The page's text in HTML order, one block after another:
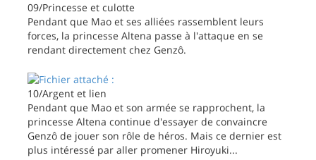
09/Princesse et culotte
Pendant que Mao et ses alliées rassemblent leurs
forces, la princesse Altena passe à l'attaque en se
rendant directement chez Genzô.
10/Argent et lien
Pendant que Mao et son armée se rapprochent, la
princesse Altena continue d'essayer de convaincre
Genzô de jouer son rôle de héros. Mais ce dernier est
plus intéressé par aller promener Hiroyuki...